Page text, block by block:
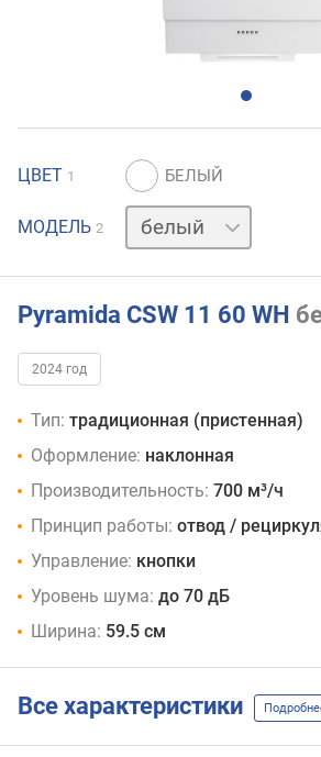
ЦВЕТ 1
МОДЕЛЬ 2
черный
Pyramida CSW 11 60 WH
2024 год
Тип: традиционная (пристенная)
Оформление: наклонная
Производительность: 700 м³/ч
Принцип работы: отвод /
Управление: кнопки
Уровень шума: до 70 дБ
Ширина: 59.5 см
Все характеристики